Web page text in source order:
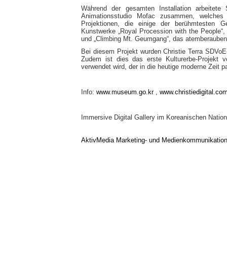
Während der gesamten Installation
Animationsstudio Mofac zusammen,
Projektionen, die einige der berühmtesten
Kunstwerke „Royal Procession with the
und „Climbing Mt. Geumgang“, das
Bei diesem Projekt wurden Christie Terra
Zudem ist dies das erste Kulturerbe-Projekt
verwendet wird, der in die heutige moderne Zeit
Info: www.museum.go.kr,
Immersive Digital Gallery im Koreanischen
AktivMedia Marketing- und